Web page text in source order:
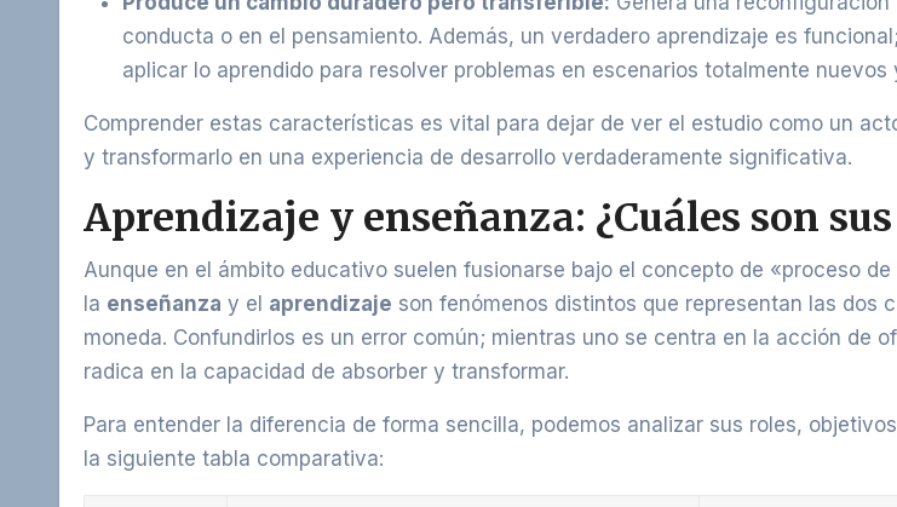
conducta o en el pensamiento. Además, un verdadero aprendizaje es
aplicar lo aprendido para resolver problemas en escenarios totalmente nuevos
Comprender estas características es vital para dejar de ver el estudio como un
y transformarlo en una experiencia de desarrollo verdaderamente significativa.
Aprendizaje y enseñanza: ¿Cuáles son
Aunque en el ámbito educativo suelen fusionarse bajo el concepto de «proceso
la enseñanza y el aprendizaje son fenómenos distintos que representan las dos
moneda. Confundirlos es un error común; mientras uno se centra en la acción de
radica en la capacidad de absorber y transformar.
Para entender la diferencia de forma sencilla, podemos analizar sus roles,
la siguiente tabla comparativa: